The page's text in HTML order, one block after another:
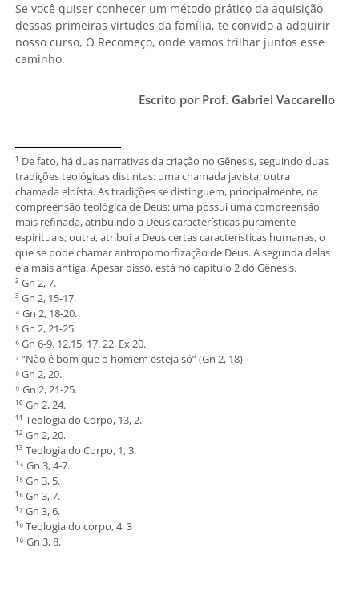
Se você quiser conhecer um método prático da aquisição
dessas primeiras virtudes da família, te convido a adquirir
nosso curso, O Recomeço, onde vamos trilhar juntos esse
caminho.
Escrito por Prof. Gabriel Vaccarello
¹ De fato, há duas narrativas da criação no Gênesis, seguindo duas
tradições teológicas distintas: uma chamada javista, outra
chamada eloísta. As tradições se distinguem, principalmente, na
compreensão teológica de Deus: uma possui uma compreensão
mais refinada, atribuindo a Deus características puramente
espirituais; outra, atribui a Deus certas características humanas, o
que se pode chamar antropomorfização de Deus. A segunda delas
é a mais antiga. Apesar disso, está no capítulo 2 do Gênesis.
² Gn 2, 7.
³ Gn 2, 15-17.
⁴ Gn 2, 18-20.
⁵ Gn 2, 21-25.
⁶ Gn 6-9. 12.15. 17. 22. Ex 20.
⁷ “Não é bom que o homem esteja só” (Gn 2, 18)
⁸ Gn 2, 20.
⁹ Gn 2, 21-25.
¹⁰ Gn 2, 24.
¹¹ Teologia do Corpo, 13, 2.
¹² Gn 2, 20.
¹³ Teologia do Corpo, 1, 3.
¹⁴ Gn 3, 4-7.
¹⁵ Gn 3, 5.
¹⁶ Gn 3, 7.
¹⁷ Gn 3, 6.
¹⁸ Teologia do corpo, 4, 3
¹⁹ Gn 3, 8.